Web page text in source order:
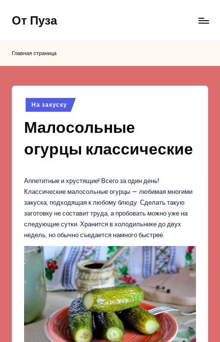
Перейти
содержимому
От Пуза
вкусные
Главная страница
Опубликовано
в
На закуску
Малосольные
огурцы классические
Аппетитные и хрустящие! Всего за один день!
Классические малосольные огурцы — любимая многими
закуска, подходящая к любому блюду. Сделать такую
заготовку не составит труда, а пробовать можно уже на
следующие сутки. Хранится в холодильнике до двух
недель, но обычно съедается намного быстрее.